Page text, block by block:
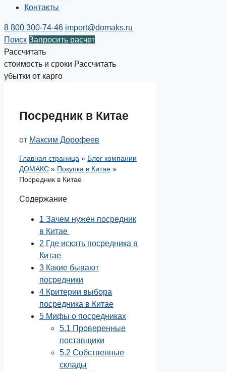
Контакты
8 800 300-74-46 import@domaks.ru
Поиск Запросить расчет
Рассчитать
стоимость и сроки Рассчитать
убытки от карго
Посредник в Китае
от Максим Дорофеев
Главная страница » Блог компании
ДОМАКС » Покупка в Китае »
Посредник в Китае
Содержание
1 Зачем нужен посредник
в Китае
2 Где искать посредника в
Китае
3 Какие бывают
посредники
4 Критерии выбора
посредника в Китае
5 Мифы о посредниках
5.1 Проверенные
поставщики
5.2 Собственные
склады